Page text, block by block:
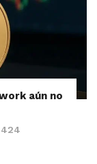
aún no
424